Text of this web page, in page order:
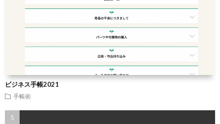
ビジネス手帳2021
手帳術